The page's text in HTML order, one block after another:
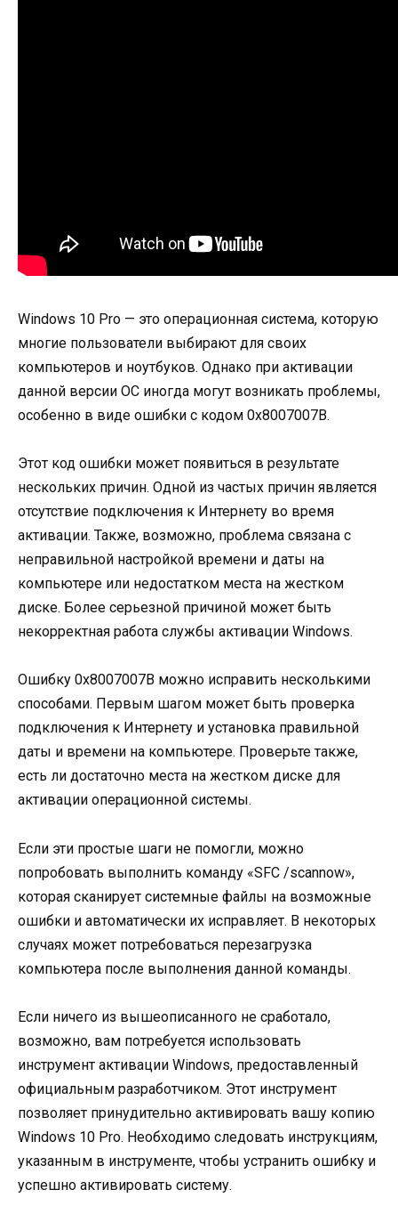
Windows 10 Pro — это операционная система, которую
многие пользователи выбирают для своих
компьютеров и ноутбуков. Однако при активации
данной версии ОС иногда могут возникать проблемы,
особенно в виде ошибки с кодом 0x8007007В.
Этот код ошибки может появиться в результате
нескольких причин. Одной из частых причин является
отсутствие подключения к Интернету во время
активации. Также, возможно, проблема связана с
неправильной настройкой времени и даты на
компьютере или недостатком места на жестком
диске. Более серьезной причиной может быть
некорректная работа службы активации Windows.
Ошибку 0x8007007В можно исправить несколькими
способами. Первым шагом может быть проверка
подключения к Интернету и установка правильной
даты и времени на компьютере. Проверьте также,
есть ли достаточно места на жестком диске для
активации операционной системы.
Если эти простые шаги не помогли, можно
попробовать выполнить команду «SFC /scannow»,
которая сканирует системные файлы на возможные
ошибки и автоматически их исправляет. В некоторых
случаях может потребоваться перезагрузка
компьютера после выполнения данной команды.
Если ничего из вышеописанного не сработало,
возможно, вам потребуется использовать
инструмент активации Windows, предоставленный
официальным разработчиком. Этот инструмент
позволяет принудительно активировать вашу копию
Windows 10 Pro. Необходимо следовать инструкциям,
указанным в инструменте, чтобы устранить ошибку и
успешно активировать систему.